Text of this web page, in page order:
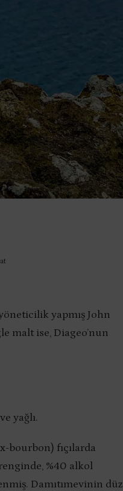
yapmış John
malt ise, Diageo’nun
yağlı.
bourbon) fıçılarda
%40 alkol
Damıtımevinin düz